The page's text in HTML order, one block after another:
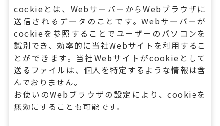
cookieとは、WebサーバーからWebブラウザに
送信されるデータのことです。Webサーバーが
cookieを参照することでユーザーのパソコンを
識別でき、効率的に当社Webサイトを利用するこ
とができます。当社Webサイトがcookieとして
送るファイルは、個人を特定するような情報は含
んでおりません。
お使いのWebブラウザの設定により、cookieを
無効にすることも可能です。